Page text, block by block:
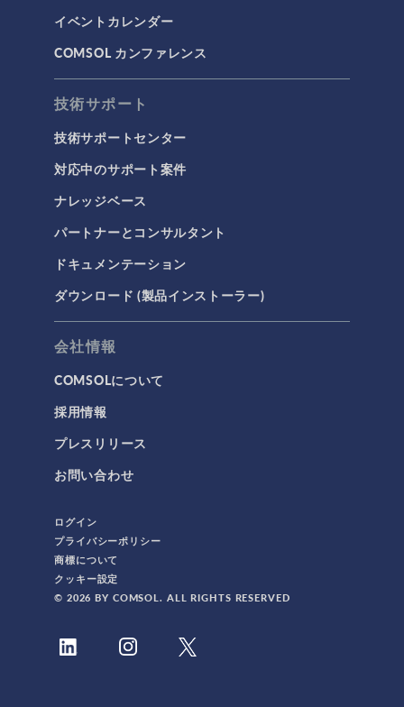
イベントカレンダー
COMSOL カンファレンス
技術サポート
技術サポートセンター
対応中のサポート案件
ナレッジベース
パートナーとコンサルタント
ドキュメンテーション
ダウンロード (製品インストーラー)
会社情報
COMSOLについて
採用情報
プレスリリース
お問い合わせ
ログイン
プライバシーポリシー
商標について
クッキー設定
© 2026 BY COMSOL. ALL RIGHTS RESERVED